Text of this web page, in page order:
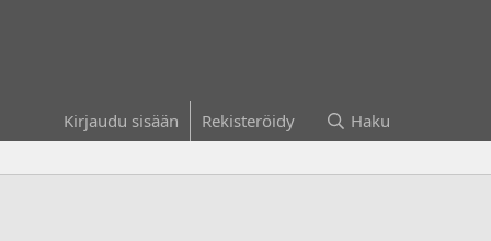
Kirjaudu sisään Rekisteröidy Haku